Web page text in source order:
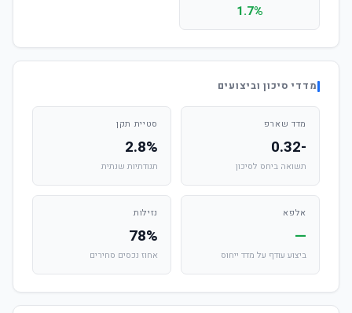
1.7%
מדדי סיכון וביצועים
מדד שארפ
-0.32
תשואה ביחס לסיכון
סטיית תקן
2.8%
תנודתיות שנתית
אלפא
—
ביצוע עודף על מדד ייחוס
נזילות
78%
אחוז נכסים סחירים